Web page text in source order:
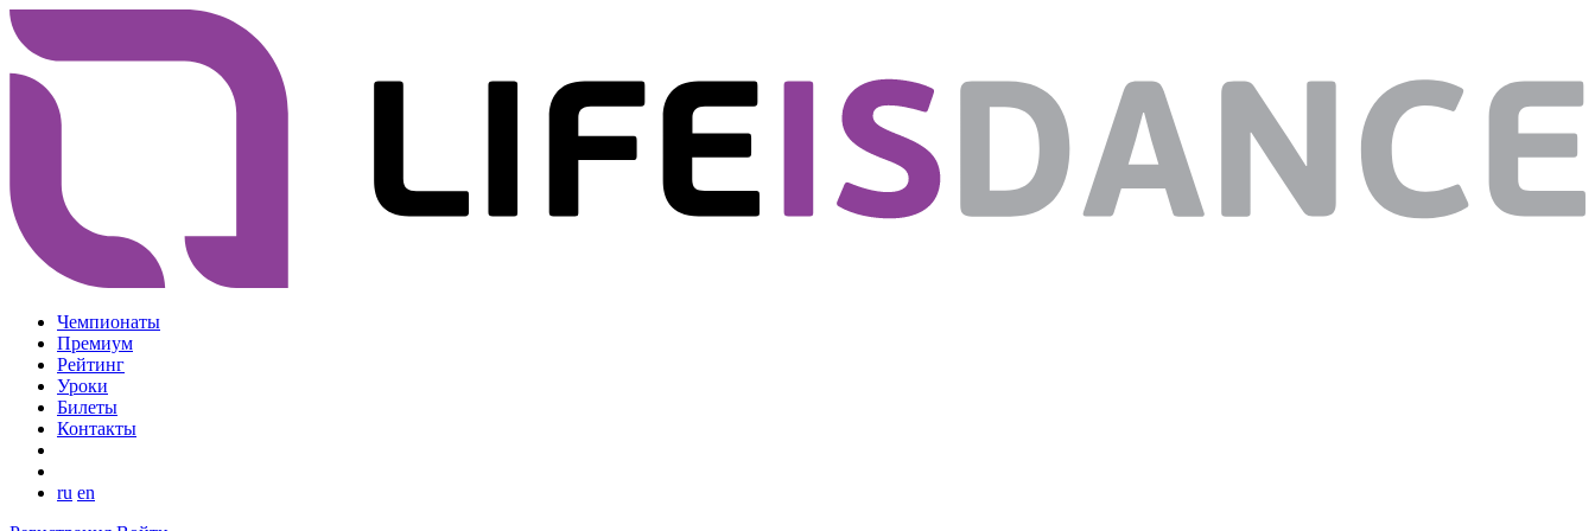
Чемпионаты
Премиум
Рейтинг
Уроки
Билеты
Контакты
ru en